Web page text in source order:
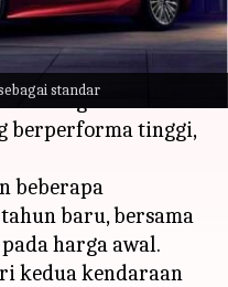
standar
RC yang ke-10,
mengenai RC
berperforma tinggi,
beberapa
baru, bersama
harga awal.
kedua kendaraan